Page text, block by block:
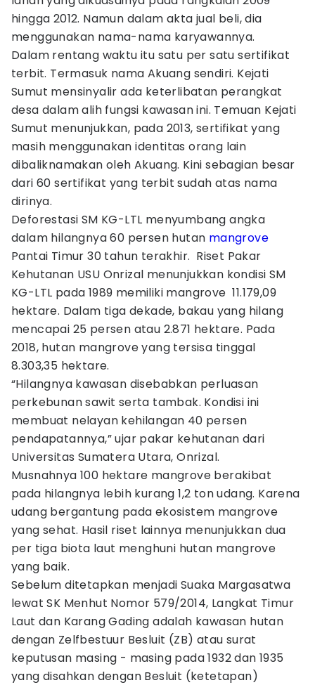
hingga 2012. Namun dalam akta jual beli, dia
menggunakan nama-nama karyawannya.
Dalam rentang waktu itu satu per satu sertifikat
terbit. Termasuk nama Akuang sendiri. Kejati
Sumut mensinyalir ada keterlibatan perangkat
desa dalam alih fungsi kawasan ini. Temuan Kejati
Sumut menunjukkan, pada 2013, sertifikat yang
masih menggunakan identitas orang lain
dibaliknamakan oleh Akuang. Kini sebagian besar
dari 60 sertifikat yang terbit sudah atas nama
dirinya.
Deforestasi SM KG-LTL menyumbang angka
dalam hilangnya 60 persen hutan mangrove
Pantai Timur 30 tahun terakhir. Riset Pakar
Kehutanan USU Onrizal menunjukkan kondisi SM
KG-LTL pada 1989 memiliki mangrove 11.179,09
hektare. Dalam tiga dekade, bakau yang hilang
mencapai 25 persen atau 2.871 hektare. Pada
2018, hutan mangrove yang tersisa tinggal
8.303,35 hektare.
“Hilangnya kawasan disebabkan perluasan
perkebunan sawit serta tambak. Kondisi ini
membuat nelayan kehilangan 40 persen
pendapatannya,” ujar pakar kehutanan dari
Universitas Sumatera Utara, Onrizal.
Musnahnya 100 hektare mangrove berakibat
pada hilangnya lebih kurang 1,2 ton udang. Karena
udang bergantung pada ekosistem mangrove
yang sehat. Hasil riset lainnya menunjukkan dua
per tiga biota laut menghuni hutan mangrove
yang baik.
Sebelum ditetapkan menjadi Suaka Margasatwa
lewat SK Menhut Nomor 579/2014, Langkat Timur
Laut dan Karang Gading adalah kawasan hutan
dengan Zelfbestuur Besluit (ZB) atau surat
keputusan masing - masing pada 1932 dan 1935
yang disahkan dengan Besluit (ketetapan)